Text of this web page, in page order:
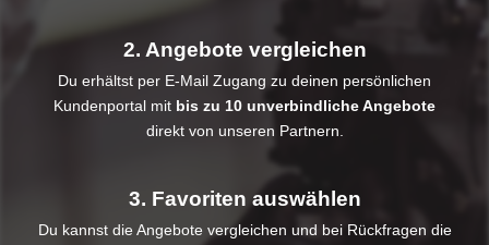
2. Angebote vergleichen
Du erhältst per E-Mail Zugang zu deinen persönlichen
Kundenportal mit bis zu 10 unverbindliche Angebote
direkt von unseren Partnern.
3. Favoriten auswählen
Du kannst die Angebote vergleichen und bei Rückfragen die